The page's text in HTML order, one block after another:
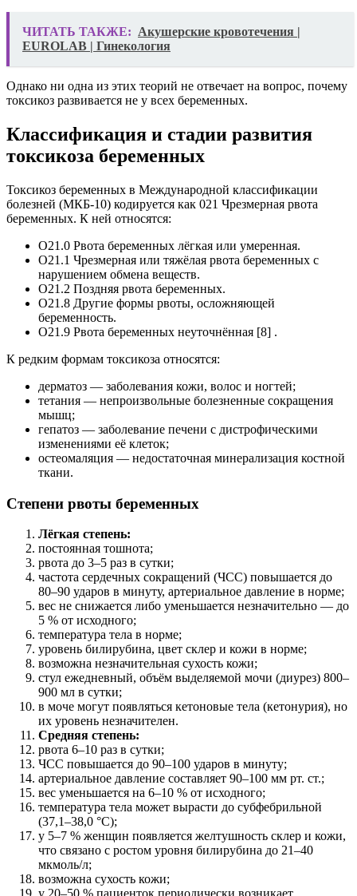
ЧИТАТЬ ТАКЖЕ: Акушерские кровотечения |
EUROLAB | Гинекология
Однако ни одна из этих теорий не отвечает на вопрос, почему
токсикоз развивается не у всех беременных.
Классификация и стадии развития
токсикоза беременных
Токсикоз беременных в Международной классификации
болезней (МКБ-10) кодируется как 021 Чрезмерная рвота
беременных. К ней относятся:
О21.0 Рвота беременных лёгкая или умеренная.
О21.1 Чрезмерная или тяжёлая рвота беременных с
нарушением обмена веществ.
О21.2 Поздняя рвота беременных.
О21.8 Другие формы рвоты, осложняющей
беременность.
О21.9 Рвота беременных неуточнённая [8] .
К редким формам токсикоза относятся:
дерматоз — заболевания кожи, волос и ногтей;
тетания — непроизвольные болезненные сокращения
мышц;
гепатоз — заболевание печени с дистрофическими
изменениями её клеток;
остеомаляция — недостаточная минерализация костной
ткани.
Степени рвоты беременных
Лёгкая степень:
постоянная тошнота;
рвота до 3–5 раз в сутки;
частота сердечных сокращений (ЧСС) повышается до
80–90 ударов в минуту, артериальное давление в норме;
вес не снижается либо уменьшается незначительно — до
5 % от исходного;
температура тела в норме;
уровень билирубина, цвет склер и кожи в норме;
возможна незначительная сухость кожи;
стул ежедневный, объём выделяемой мочи (диурез) 800–
900 мл в сутки;
в моче могут появляться кетоновые тела (кетонурия), но
их уровень незначителен.
Средняя степень:
рвота 6–10 раз в сутки;
ЧСС повышается до 90–100 ударов в минуту;
артериальное давление составляет 90–100 мм рт. ст.;
вес уменьшается на 6–10 % от исходного;
температура тела может вырасти до субфебрильной
(37,1–38,0 °С);
у 5–7 % женщин появляется желтушность склер и кожи,
что связано с ростом уровня билирубина до 21–40
мкмоль/л;
возможна сухость кожи;